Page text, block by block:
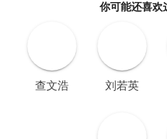
你可能还喜欢
查文浩 刘若英